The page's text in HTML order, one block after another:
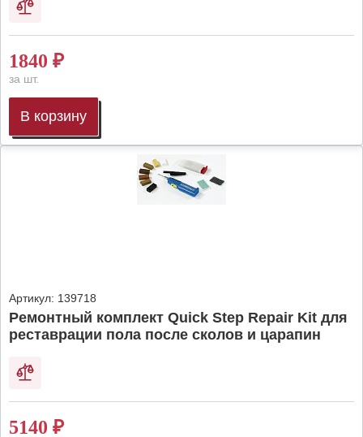
1840 ₽
за шт.
В корзину
Артикул: 139718
Ремонтный комплект Quick Step Repair Kit для
реставрации пола после сколов и царапин
5140 ₽